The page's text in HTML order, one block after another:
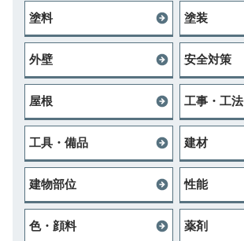
塗料 塗装
外壁 安全対策
屋根 工事・工法
工具・備品 建材
建物部位 性能
色・顔料 薬剤